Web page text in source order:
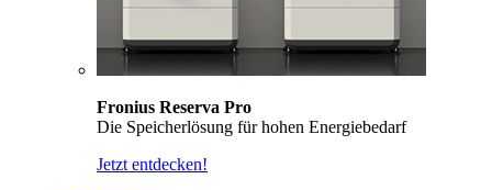
Fronius Reserva Pro
Die Speicherlösung für hohen Energiebedarf
Jetzt entdecken!